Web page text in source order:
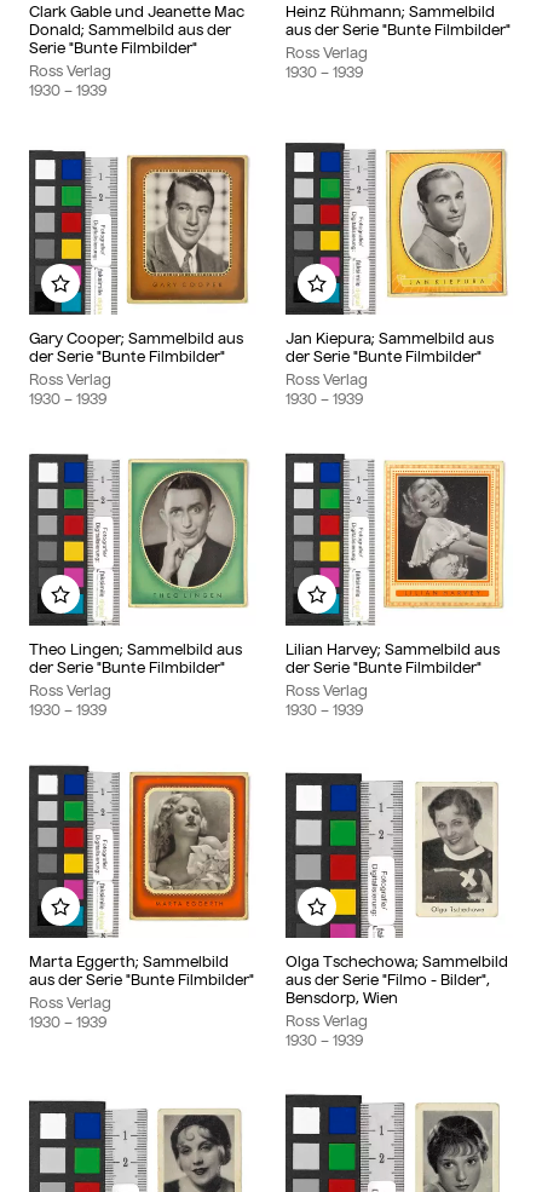
Clark Gable und Jeanette Mac
Donald; Sammelbild aus der
Serie "Bunte Filmbilder"
Ross Verlag
1930 – 1939
Heinz Rühmann; Sammelbild
aus der Serie "Bunte Filmbilder"
Ross Verlag
1930 – 1939
Gary Cooper; Sammelbild aus
der Serie "Bunte Filmbilder"
Ross Verlag
1930 – 1939
Add to my album
Jan Kiepura; Sammelbild aus
der Serie "Bunte Filmbilder"
Ross Verlag
1930 – 1939
Add to my album
Theo Lingen; Sammelbild aus
der Serie "Bunte Filmbilder"
Ross Verlag
1930 – 1939
Add to my album
Lilian Harvey; Sammelbild aus
der Serie "Bunte Filmbilder"
Ross Verlag
1930 – 1939
Add to my album
Marta Eggerth; Sammelbild
aus der Serie "Bunte Filmbilder"
Ross Verlag
1930 – 1939
Add to my album
Olga Tschechowa; Sammelbild
aus der Serie "Filmo - Bilder",
Bensdorp, Wien
Ross Verlag
1930 – 1939
Add to my album